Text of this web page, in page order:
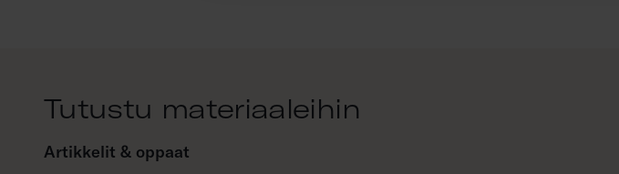
Tutustu materiaaleihin
Artikkelit & oppaat